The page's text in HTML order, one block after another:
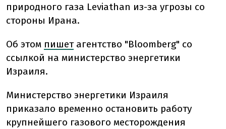
природного газа Leviathan из-за угрозы со
стороны Ирана.
Об этом пишетагентство "Bloomberg" со
ссылкой на министерство энергетики
Израиля.
Министерство энергетики Израиля
приказало временно остановить работу
крупнейшего газового месторождения